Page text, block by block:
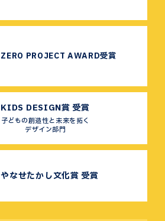
ZERO PROJECT AWARD受賞
KIDS DESIGN賞 受賞
子どもの創造性と未来を拓く
デザイン部門
やなせたかし文化賞 受賞